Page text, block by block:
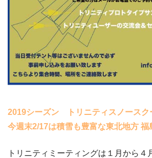
2019シーズン トリニティスノースク
今週末2/17は積雪も豊富な東北地方 福
トリニティミーティングは１月から４